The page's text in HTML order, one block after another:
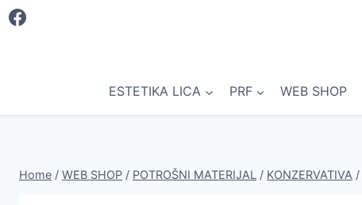
Skip
ESTETIKA LICA PRF WEB SHOP
Home / WEB SHOP / POTROŠNI MATERIJAL / KONZERVATIVA /